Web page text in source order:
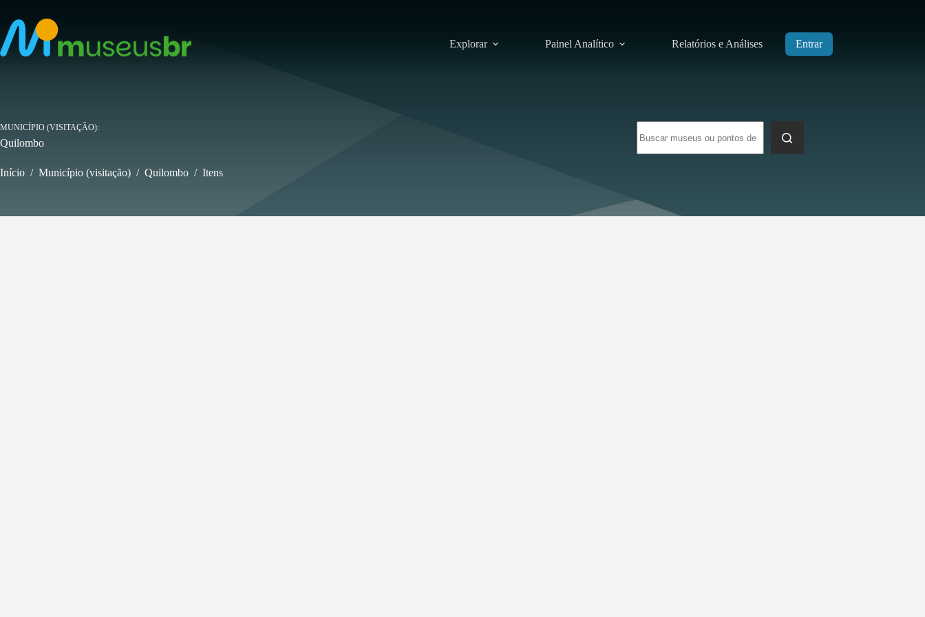
para
conteúdo
Explorar Painel Analítico Relatórios e Análises Entrar
resultados
MUNICÍPIO (VISITAÇÃO)
Quilombo
Início / Município (visitação) / Quilombo / Itens